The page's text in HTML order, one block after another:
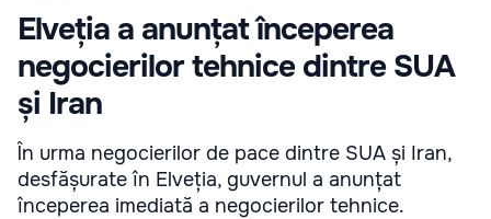
Elveția a anunțat începerea
negocierilor tehnice dintre SUA
și Iran
În urma negocierilor de pace dintre SUA și Iran,
desfășurate în Elveția, guvernul a anunțat
începerea imediată a negocierilor tehnice.